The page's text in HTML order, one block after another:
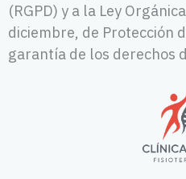
(RGPD) y a la Ley
diciembre, de Protección
garantía de los derechos